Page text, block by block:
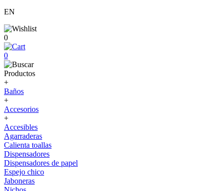
EN
0
0
Productos
+
Baños
+
Accesorios
+
Accesibles
Agarraderas
Calienta toallas
Dispensadores
Dispensadores de papel
Espejo chico
Jaboneras